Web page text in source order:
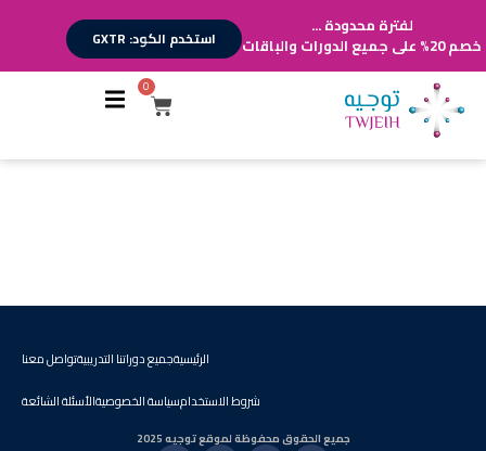
لفترة محدودة ...
خصم 20% على جميع الدورات والباقات استخدم الكود: GXTR
0
أقسام الدورات
تسجيل الدخول
الرئيسيةجميع دوراتنا التدريبيةتواصل معنا
جميع الحقوق محفوظة لموقع توجيه 2025
شروط الاستخدامسياسة الخصوصيةالأسئلة الشائعة